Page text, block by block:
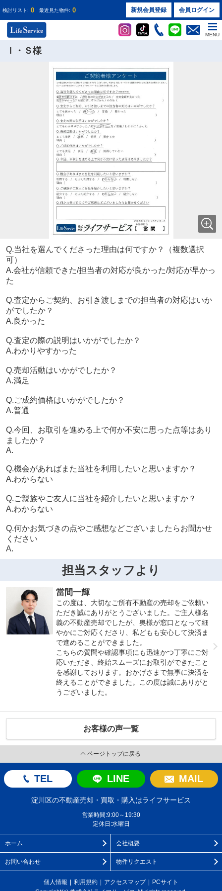
検討リスト: 0 最近見た物件: 0 新規会員登録 会員ログイン
MENU
Ｉ・Ｓ様
Q.当社を選んでくださった理由は何ですか？（複数選択
可）
A.会社が信頼できた/担当者の対応が良かった/対応が早かっ
た
Q.査定からご契約、お引き渡しまでの担当者の対応はいか
がでしたか？
A.良かった
Q.査定の際の説明はいかがでしたか？
A.わかりやすかった
Q.売却活動はいかがでしたか？
A.満足
Q.ご成約価格はいかがでしたか？
A.普通
Q.今回、お取引を進める上で何か不安に思った点等はあり
ましたか？
A.
Q.機会があればまた当社を利用したいと思いますか？
A.わからない
Q.ご親族やご友人に当社を紹介したいと思いますか？
A.わからない
Q.何かお気づきの点やご感想などございましたらお聞かせ
ください
A.
担当スタッフより
當間一輝
この度は、大切なご所有不動産の売却をご依頼い
ただき誠にありがとうございました。ご主人様名
義の不動産売却でしたが、奥様が窓口となって細
やかにご対応くださり、私どもも安心して決済ま
で進めることができました。
こちらの質問や確認事項にも迅速かつ丁寧にご対
応いただき、終始スムーズにお取引ができたこと
を感謝しております。おかげさまで無事に決済を
終えることができました。この度は誠にありがと
うございました。
お客様の声一覧
ページトップに戻る
TEL LINE MAIL
淀川区の不動産売却・買取・購入はライフサービス
営業時間:9:00～19:30
定休日:水曜日
ホーム 会社概要
お問い合わせ 物件リクエスト
個人情報 利用規約 アクセスマップ
PCサイト